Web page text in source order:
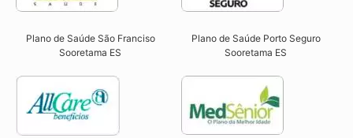
Plano de Saúde São Franciso
Sooretama ES​
Plano de Saúde Porto Seguro
Sooretama ES​